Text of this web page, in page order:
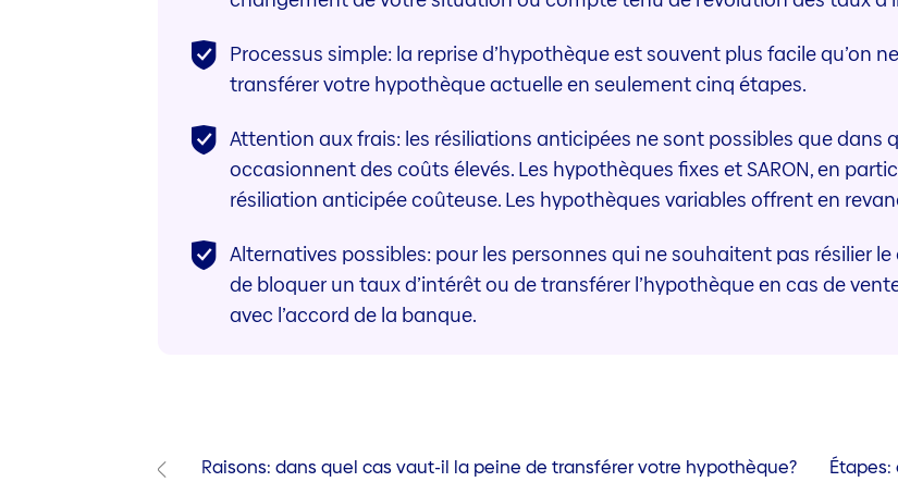
Processus simple: la reprise d’hypothèque est souvent plus facile qu’on
transférer votre hypothèque actuelle en seulement cinq étapes.
Attention aux frais: les résiliations anticipées ne sont possibles que dans
occasionnent des coûts élevés. Les hypothèques fixes et SARON, en
résiliation anticipée coûteuse. Les hypothèques variables offrent en
Alternatives possibles: pour les personnes qui ne souhaitent pas résilier
de bloquer un taux d’intérêt ou de transférer l’hypothèque en cas de
avec l’accord de la banque.
Raisons: dans quel cas vaut-il la peine de transférer votre hypothèque?